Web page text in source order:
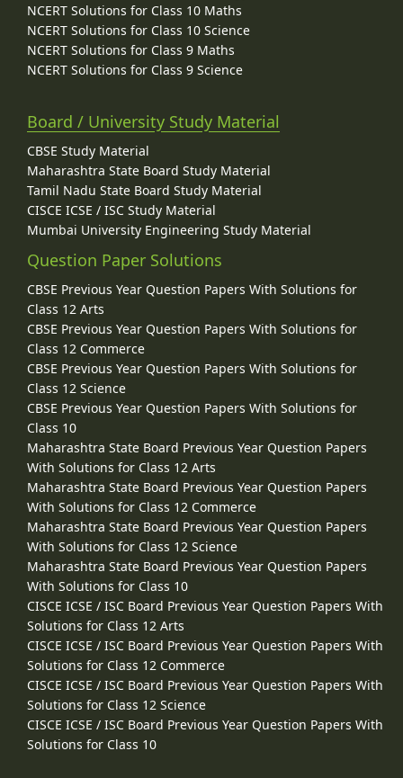
NCERT Solutions for Class 10 Maths
NCERT Solutions for Class 10 Science
NCERT Solutions for Class 9 Maths
NCERT Solutions for Class 9 Science
Board / University Study Material
CBSE Study Material
Maharashtra State Board Study Material
Tamil Nadu State Board Study Material
CISCE ICSE / ISC Study Material
Mumbai University Engineering Study Material
Question Paper Solutions
CBSE Previous Year Question Papers With Solutions for
Class 12 Arts
CBSE Previous Year Question Papers With Solutions for
Class 12 Commerce
CBSE Previous Year Question Papers With Solutions for
Class 12 Science
CBSE Previous Year Question Papers With Solutions for
Class 10
Maharashtra State Board Previous Year Question Papers
With Solutions for Class 12 Arts
Maharashtra State Board Previous Year Question Papers
With Solutions for Class 12 Commerce
Maharashtra State Board Previous Year Question Papers
With Solutions for Class 12 Science
Maharashtra State Board Previous Year Question Papers
With Solutions for Class 10
CISCE ICSE / ISC Board Previous Year Question Papers With
Solutions for Class 12 Arts
CISCE ICSE / ISC Board Previous Year Question Papers With
Solutions for Class 12 Commerce
CISCE ICSE / ISC Board Previous Year Question Papers With
Solutions for Class 12 Science
CISCE ICSE / ISC Board Previous Year Question Papers With
Solutions for Class 10